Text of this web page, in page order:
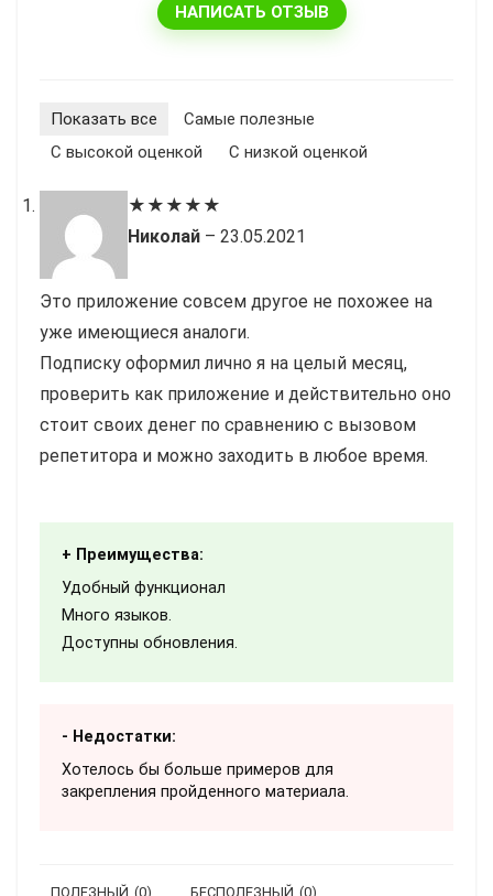
НАПИСАТЬ ОТЗЫВ
Показать все
Cамые полезные
С высокой оценкой
С низкой оценкой
★ ★ ★ ★ ★
Николай – 23.05.2021
Это приложение совсем другое не похожее на
уже имеющиеся аналоги.
Подписку оформил лично я на целый месяц,
проверить как приложение и действительно оно
стоит своих денег по сравнению с вызовом
репетитора и можно заходить в любое время.
+ Преимущества:
Удобный функционал
Много языков.
Доступны обновления.
- Недостатки:
Хотелось бы больше примеров для
закрепления пройденного материала.
ПОЛЕЗНЫЙ (0) БЕСПОЛЕЗНЫЙ (0)